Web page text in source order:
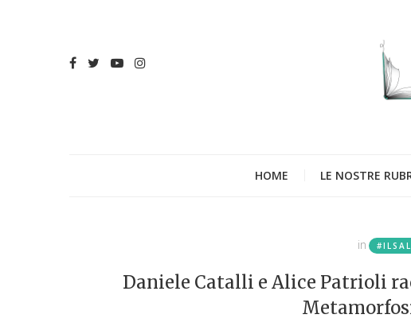
HOME LE NOSTRE
in
Daniele Catalli e Alice Patrioli